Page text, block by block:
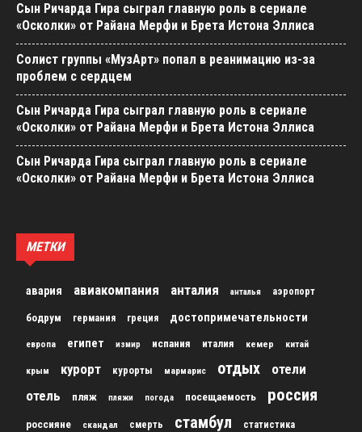
Сын Ричарда Гира сыграл главную роль в сериале
«Осколки» от Райана Мерфи и Брета Истона Эллиса
Солист группы «МузАрт» попал в реанимацию из-за
проблем с сердцем
Сын Ричарда Гира сыграл главную роль в сериале
«Осколки» от Райана Мерфи и Брета Истона Эллиса
Сын Ричарда Гира сыграл главную роль в сериале
«Осколки» от Райана Мерфи и Брета Истона Эллиса
МЕТКИ
авария авиакомпания анталия анталья аэропорт
бодрум германия греция достопримечательности
европа египет измир испания италия кемер китай
крым курорт курорты мармарис отдых
отели
отель
пляж пляжи погода посещаемость россия
россияне скандал смерть стамбул статистика